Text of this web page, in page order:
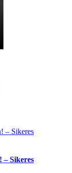
– Sikeres